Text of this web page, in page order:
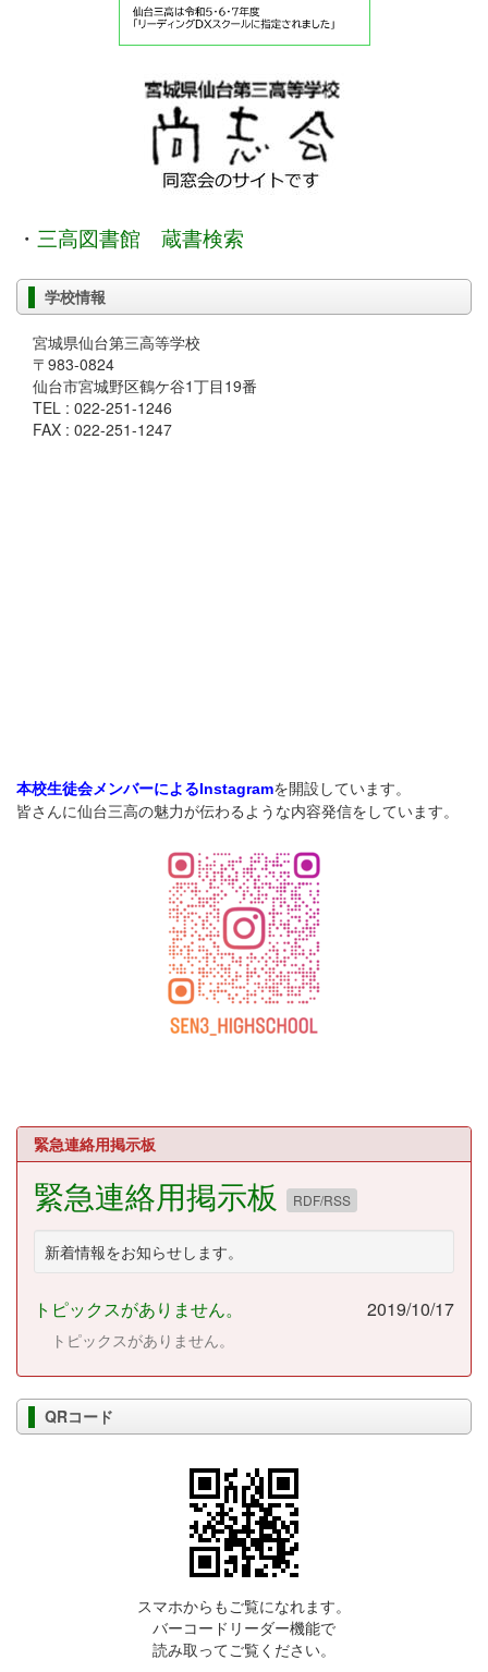
・ 三高図書館 蔵書検索
学校情報
宮城県仙台第三高等学校
〒983-0824
仙台市宮城野区鶴ケ谷1丁目19番
TEL : 022-251-1246
FAX : 022-251-1247
本校生徒会メンバーによるInstagramを開設しています。
皆さんに仙台三高の魅力が伝わるような内容発信をしています。
緊急連絡用掲示板
緊急連絡用掲示板 RDF/RSS
新着情報をお知らせします。
トピックスがありません。 2019/10/17
トピックスがありません。
QRコード
スマホからもご覧になれます。
バーコードリーダー機能で
読み取ってご覧ください。